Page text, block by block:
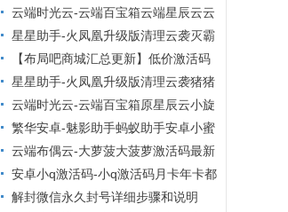
小叮当【突破封圈提醒云端转发朋友圈
万群同步】
云端云转发【云端转发跟圈点赞】云转
发-云端转发不封号，收藏转发朋友圈，
自动同步转发朋友圈
云端时光云-云端百宝箱云端星辰云云
端小旋风【转发朋友圈大视频自动点赞
群管理VIP影视】
星星助手-火凤凰升级版清理云袭灭霸
清粉查单删激活码大助手小麻雀清理系
列后台无限码【小麻雀清理僵尸粉清理
通讯录查屏蔽清理朋友
【布局吧商城汇总更新】低价激活码
商城，24小时自动发货，布局吧商城
星星助手-火凤凰升级版清理云袭猪猪
清理僵尸粉周卡【云端清粉周卡】
云端时光云-云端百宝箱原星辰云小旋
风繁华安卓-魅影助手蚂蚁助手安卓小蜜
助手安卓多开分身
云端布偶云-大萝菠大菠萝激活码最新
地址官网‬【云端转发朋友圈快手大视
频】
安卓小q激活码-小q激活码月卡年卡都
有打卡安卓虚拟定位
解封微信永久封号详细步骤和说明